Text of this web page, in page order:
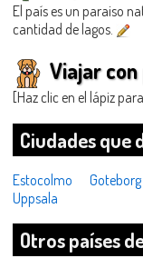
El país es un paraiso
cantidad de lagos.
Viajar
[Haz clic en el lápiz
Ciudades que
Estocolmo Goteborg
Uppsala
Otros países